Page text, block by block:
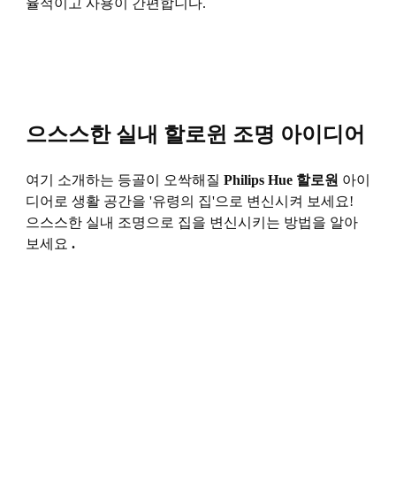
율적이고 사용이 간편합니다.
으스스한 실내 할로윈 조명 아이디어
여기 소개하는 등골이 오싹해질 Philips Hue 할로원 아이
디어로 생활 공간을 '유령의 집'으로 변신시켜 보세요!
으스스한 실내 조명으로 집을 변신시키는 방법을 알아
보세요 .